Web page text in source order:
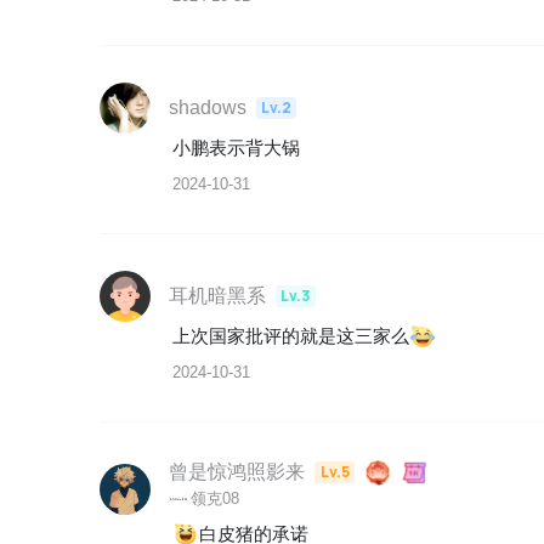
shadows Lv.2
小鹏表示背大锅
2024-10-31
耳机暗黑系 Lv.3
上次国家批评的就是这三家么
2024-10-31
曾是惊鸿照影来 Lv.5
领克08
白皮猪的承诺